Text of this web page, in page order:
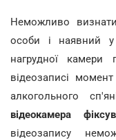
Неможливо
особи і наявний у
нагрудної камери
відеозаписі
алкогольного
відеокамера
відеозапису